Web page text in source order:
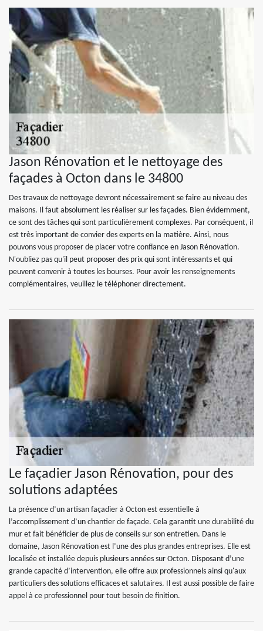
Jason Rénovation et le nettoyage des
façades à Octon dans le 34800
Des travaux de nettoyage devront nécessairement se faire au niveau des
maisons. Il faut absolument les réaliser sur les façades. Bien évidemment,
ce sont des tâches qui sont particulièrement complexes. Par conséquent, il
est très important de convier des experts en la matière. Ainsi, nous
pouvons vous proposer de placer votre confiance en Jason Rénovation.
N'oubliez pas qu'il peut proposer des prix qui sont intéressants et qui
peuvent convenir à toutes les bourses. Pour avoir les renseignements
complémentaires, veuillez le téléphoner directement.
Le façadier Jason Rénovation, pour des
solutions adaptées
La présence d’un artisan façadier à Octon est essentielle à
l’accomplissement d’un chantier de façade. Cela garantit une durabilité du
mur et fait bénéficier de plus de conseils sur son entretien. Dans le
domaine, Jason Rénovation est l’une des plus grandes entreprises. Elle est
localisée et installée depuis plusieurs années sur Octon. Disposant d’une
grande capacité d’intervention, elle offre aux professionnels ainsi qu'aux
particuliers des solutions efficaces et salutaires. Il est aussi possible de faire
appel à ce professionnel pour tout besoin de finition.